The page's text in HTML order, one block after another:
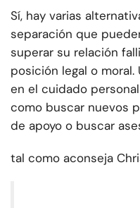
Sí, hay varias
separación que
superar su relación
posición legal o
en el cuidado
como buscar nuevos
de apoyo o buscar
tal como aconseja